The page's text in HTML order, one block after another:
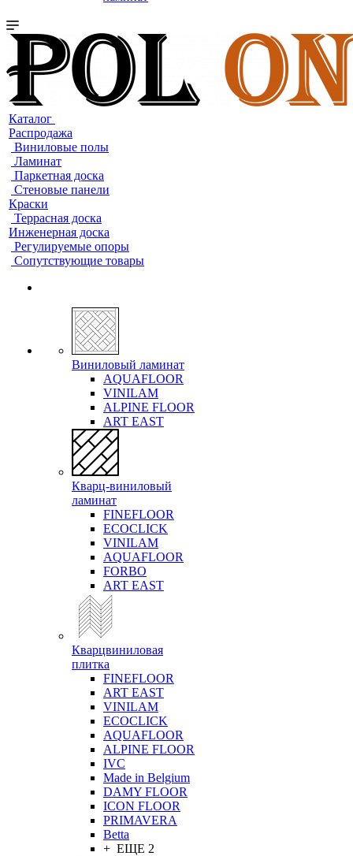
Каталог
Распродажа
Виниловые полы
Ламинат
Паркетная доска
Стеновые панели
Краски
Террасная доска
Инженерная доска
Регулируемые опоры
Сопутствующие товары
Виниловый ламинат
AQUAFLOOR
VINILAM
ALPINE FLOOR
ART EAST
Кварц-виниловый
ламинат
FINEFLOOR
ECOCLICK
VINILAM
AQUAFLOOR
FORBO
ART EAST
Кварцвиниловая
плитка
FINEFLOOR
ART EAST
VINILAM
ECOCLICK
AQUAFLOOR
ALPINE FLOOR
IVC
Made in Belgium
DAMY FLOOR
ICON FLOOR
PRIMAVERA
Betta
+ ЕЩЕ 2